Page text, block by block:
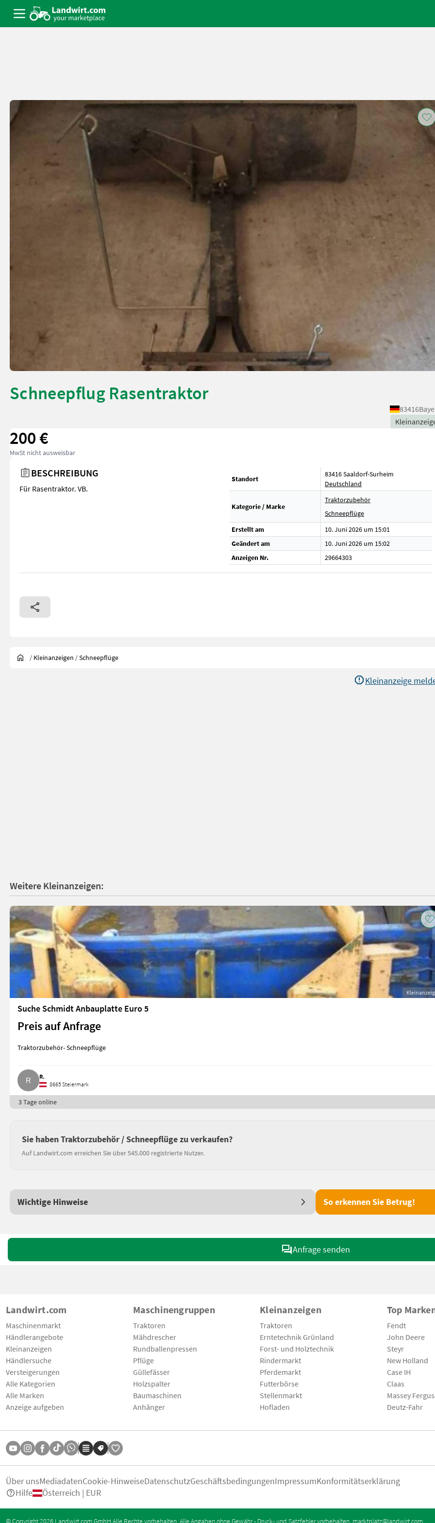
Schneepflug Rasentraktor
83416
200 €
MwSt nicht ausweisbar
BESCHREIBUNG
Für Rasentraktor. VB.
Standort
83416 Saaldorf-Surheim
Deutschland
Kategorie / Marke
Traktorzubehör
Schneepflüge
Erstellt am
10. Juni 2026 um 15:01
Geändert am
10. Juni 2026 um 15:02
Anzeigen Nr.
29664303
/ Kleinanzeigen /Schneepflüge
Kleinanzeige
Weitere Kleinanzeigen:
Suche Schmidt Anbauplatte Euro 5
Preis auf Anfrage
Traktorzubehör- Schneepflüge
R.
8665 Steiermark
3 Tage online
Sie haben Traktorzubehör / Schneepflüge zu verkaufen?
Auf Landwirt.com erreichen Sie über 545.000 registrierte Nutzer.
Wichtige Hinweise So erkennen Sie Betrug!
Anfrage senden
Landwirt.com
Maschinenmarkt
Händlerangebote
Kleinanzeigen
Händlersuche
Versteigerungen
Alle Kategorien
Alle Marken
Anzeige aufgeben
Maschinengruppen
Traktoren
Mähdrescher
Rundballenpressen
Pflüge
Güllefässer
Holzspalter
Baumaschinen
Anhänger
Kleinanzeigen
Traktoren
Erntetechnik Grünland
Forst- und Holztechnik
Rindermarkt
Pferdemarkt
Futterbörse
Stellenmarkt
Hofladen
Top
Fendt
John Deere
Steyr
New Holland
Case IH
Claas
Massey
Deutz-Fahr
Über unsMediadatenCookie-HinweiseDatenschutzGeschäftsbedingungenImpressumKonformitätserklärung
Hilfe
Österreich | EUR
© Copyright 2026 Landwirt.com GmbH Alle Rechte vorbehalten. Alle Angaben ohne Gewähr - Druck- und Satzfehler vorbehalten. marktplatz@landwirt.com